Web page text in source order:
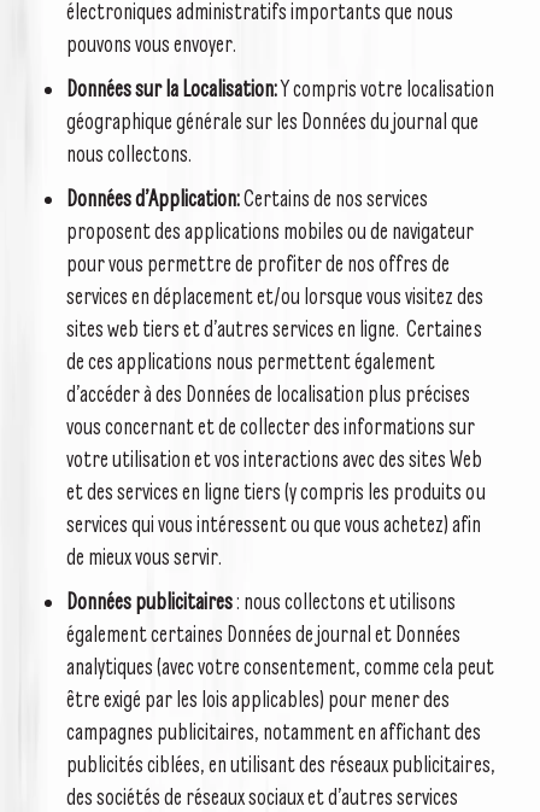
électroniques administratifs importants que nous
pouvons vous envoyer.
Données sur la Localisation:Y compris votre localisation
géographique générale sur les Données du journal que
nous collectons.
Données d’Application:Certains de nos services
proposent des applications mobiles ou de navigateur
pour vous permettre de profiter de nos offres de
services en déplacement et/ou lorsque vous visitez des
sites web tiers et d’autres services en ligne. Certaines
de ces applications nous permettent également
d’accéder à des Données de localisation plus précises
vous concernant et de collecter des informations sur
votre utilisation et vos interactions avec des sites Web
et des services en ligne tiers (y compris les produits ou
services qui vous intéressent ou que vous achetez) afin
de mieux vous servir.
Données publicitaires: nous collectons et utilisons
également certaines Données de journal et Données
analytiques (avec votre consentement, comme cela peut
être exigé par les lois applicables) pour mener des
campagnes publicitaires, notamment en affichant des
publicités ciblées, en utilisant des réseaux publicitaires,
des sociétés de réseaux sociaux et d’autres services